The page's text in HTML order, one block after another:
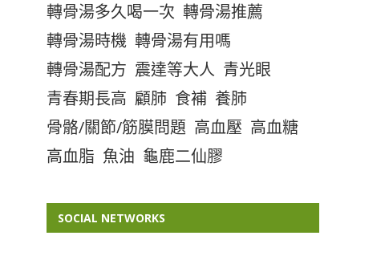
轉骨湯多久喝一次 轉骨湯推薦
轉骨湯時機 轉骨湯有用嗎
轉骨湯配方 震達等大人 青光眼
青春期長高 顧肺 食補 養肺
骨骼/關節/筋膜問題 高血壓 高血糖
高血脂 魚油 龜鹿二仙膠
SOCIAL NETWORKS